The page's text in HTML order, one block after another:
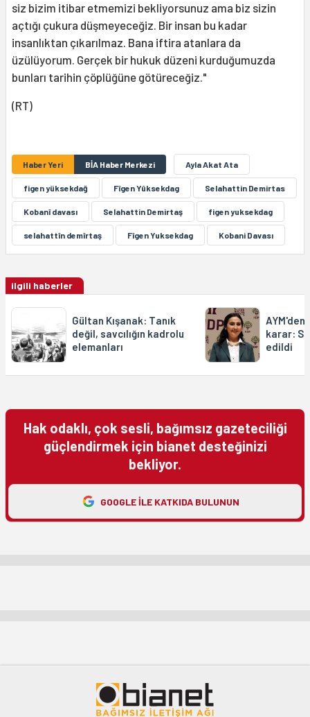
siz bizim itibar etmemizi bekliyorsunuz ama biz sizin
açtığı çukura düşmeyeceğiz. Bir insan bu kadar
insanlıktan çıkarılmaz. Bana iftira atanlara da
üzülüyorum. Gerçek bir hukuk düzeni kurduğumuzda
bunları tarihin çöplüğüne götüreceğiz."
(RT)
Haber Yeri BİA Haber Merkezi Ayla Akat Ata
figen yüksekdağ Fîgen Yûksekdag Selahattin Demirtas
Kobanî davası Selahattin Demirtaş figen yuksekdag
selahattîn demîrtaş Fîgen Yuksekdag Kobani Davası
ilgili haberler
Gültan Kışanak: Tanık
değil, savcılığın kadrolu
elemanları
AYM'den
karar:
edildi
Hak odaklı, çok sesli, bağımsız gazeteciliği
güçlendirmek için bianet desteğinizi
bekliyor.
GOOGLE ILE KATKIDA BULUNUN